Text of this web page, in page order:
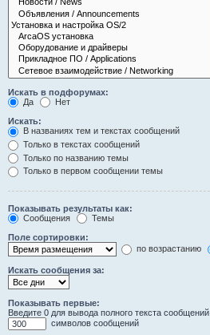
Искать в подфорумах:
Да
Нет
Искать:
В названиях тем и текстах сообщений
Только в текстах сообщений
Только по названию темы
Только в первом сообщении темы
Показывать результаты как:
Сообщения
Темы
Поле сортировки:
по возрастанию
Искать сообщения за:
Показывать первые:
Введите 0 для вывода полного текста сообщений.
символов сообщений